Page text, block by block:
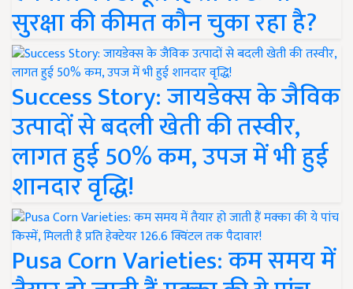
सुरक्षा की कीमत कौन चुका रहा है?
Success Story: जायडेक्स के जैविक
उत्पादों से बदली खेती की तस्वीर,
लागत हुई 50% कम, उपज में भी हुई
शानदार वृद्धि!
Pusa Corn Varieties: कम समय में